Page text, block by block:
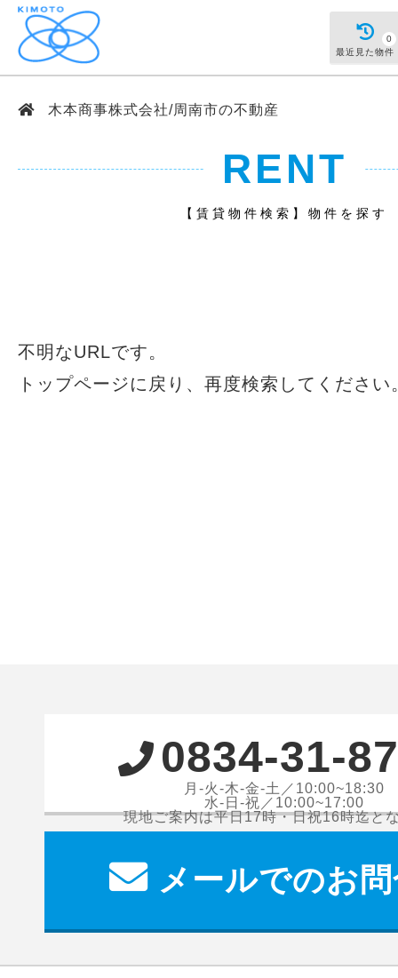
最近見た物件
0
木本商事株式会社/周南市の不動産
RENT
【賃貸物件検索】物件を探す
不明なURLです。
トップページに戻り、再度検索してください
0834-31-
月-火-木-金-土／10:00~18:30
水-日-祝／10:00~17:00
現地ご案内は平日17時・日祝16時迄と
メールでのお